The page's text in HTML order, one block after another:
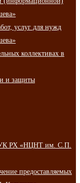
услуг для нужд
коллективах в
и защиты
РХ «НЦНТ им. С.П.
предоставляемых